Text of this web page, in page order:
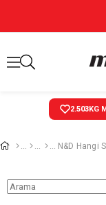
2.504KG
N&D Hangi